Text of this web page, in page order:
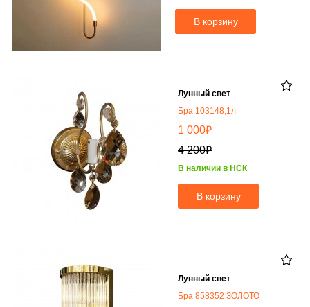
В корзину
Лунный свет
Бра 103148,1л
1 000₽
4 200₽
В наличии в НСК
В корзину
Лунный свет
Бра 858352 ЗОЛОТО